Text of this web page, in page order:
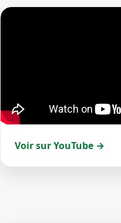
Voir sur YouTube →